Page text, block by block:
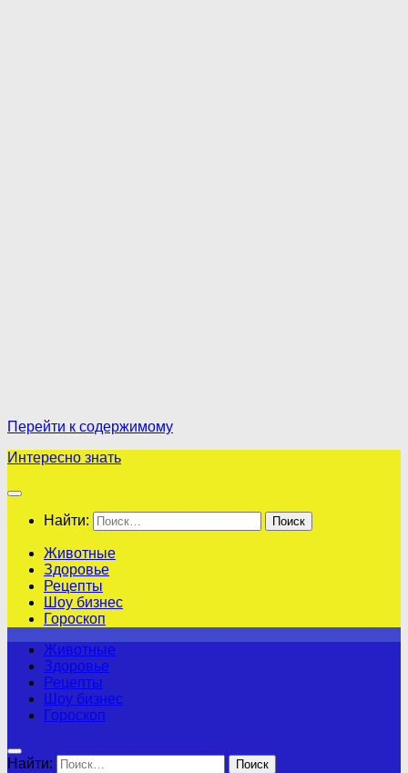
Перейти к содержимому
Интересно знать
Найти:
Животные
Здоровье
Рецепты
Шоу бизнес
Гороскоп
Животные
Здоровье
Рецепты
Шоу бизнес
Гороскоп
Найти: